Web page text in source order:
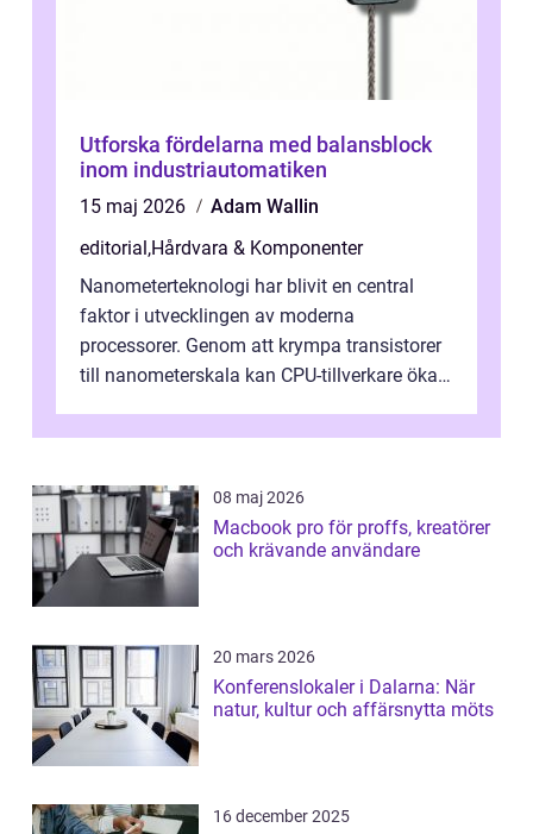
Utforska fördelarna med balansblock
inom industriautomatiken
15 maj 2026
Adam Wallin
editorial,Hårdvara & Komponenter
Nanometerteknologi har blivit en central
faktor i utvecklingen av moderna
processorer. Genom att krympa transistorer
till nanometerskala kan CPU-tillverkare öka
08 maj 2026
Macbook pro för proffs, kreatörer
och krävande användare
20 mars 2026
Konferenslokaler i Dalarna: När
natur, kultur och affärsnytta möts
16 december 2025